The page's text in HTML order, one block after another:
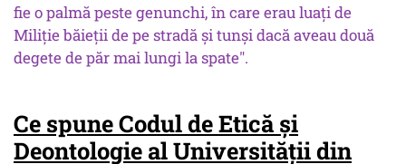
fie o palmă peste genunchi, în care erau luați de
Miliție băieții de pe stradă și tunși dacă aveau două
degete de păr mai lungi la spate".
Ce spune Codul de Etică și
Deontologie al Universității din